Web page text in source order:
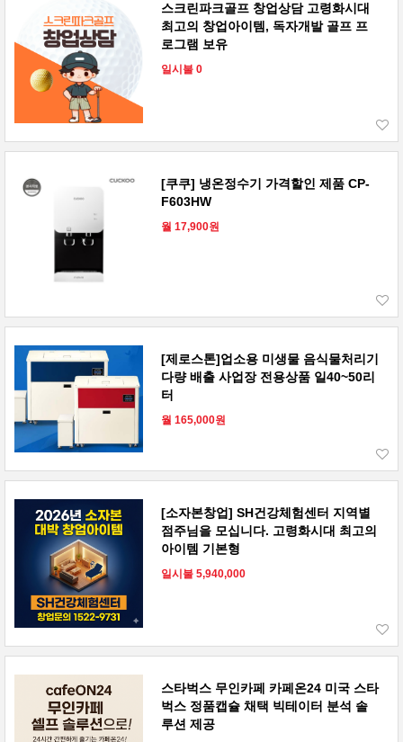
스크린파크골프 창업상담 고령화시대
최고의 창업아이템, 독자개발 골프 프
로그램 보유
일시불 0
[쿠쿠] 냉온정수기 가격할인 제품 CP-
F603HW
월 17,900원
[제로스톤]업소용 미생물 음식물처리기
다량 배출 사업장 전용상품 일40~50리
터
월 165,000원
[소자본창업] SH건강체험센터 지역별
점주님을 모십니다. 고령화시대 최고의
아이템 기본형
일시불 5,940,000
스타벅스 무인카페 카페온24 미국 스타
벅스 정품캡슐 채택 빅테이터 분석 솔
루션 제공